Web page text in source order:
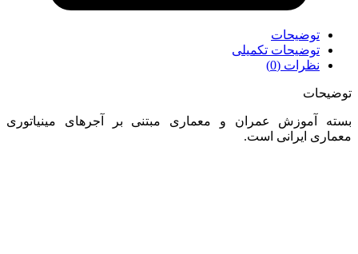
توضیحات
توضیحات تکمیلی
نظرات (0)
توضیحات
بسته آموزش عمران و معماری مبتنی بر آجرهای مینیاتوری
معماری ایرانی است.